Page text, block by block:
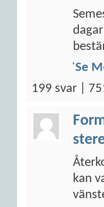
Se
199 svar |
kan